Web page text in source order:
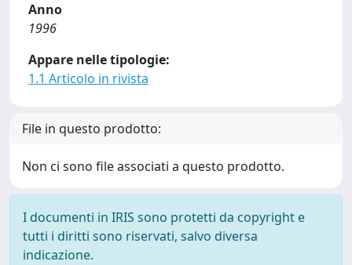
Anno
1996
Appare nelle tipologie:
1.1 Articolo in rivista
File in questo prodotto:
Non ci sono file associati a questo prodotto.
I documenti in IRIS sono protetti da copyright e
tutti i diritti sono riservati, salvo diversa
indicazione.